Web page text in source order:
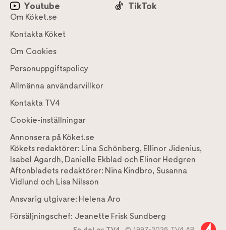
Youtube
TikTok
Om Köket.se
Kontakta Köket
Om Cookies
Personuppgiftspolicy
Allmänna användarvillkor
Kontakta TV4
Cookie-inställningar
Annonsera på Köket.se
Kökets redaktörer: Lina Schönberg, Ellinor Jidenius,
Isabel Agardh, Danielle Ekblad och Elinor Hedgren
Aftonbladets redaktörer: Nina Kindbro, Susanna
Vidlund och Lisa Nilsson
Ansvarig utgivare: Helena Aro
Försäljningschef: Jeanette Frisk Sundberg